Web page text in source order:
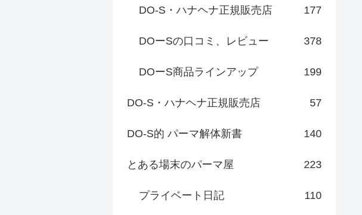
DO-S・ハナヘナ正規販売店 177
DOーSの口コミ、レビュー 378
DOーS商品ラインアップ 199
DO-S・ハナヘナ正規販売店 57
DO-S的 パーマ解体新書 140
とある場末のパーマ屋 223
プライベート日記 110